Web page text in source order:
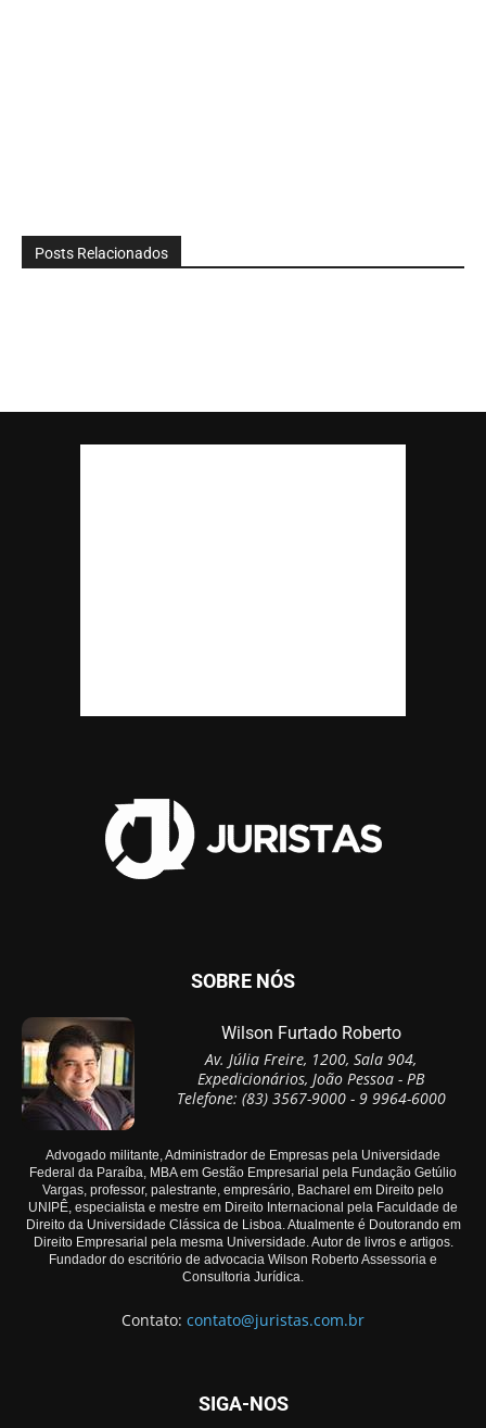
Posts Relacionados
SOBRE NÓS
Wilson Furtado Roberto
Av. Júlia Freire, 1200, Sala 904,
Expedicionários, João Pessoa - PB
Telefone: (83) 3567-9000 - 9 9964-6000
Advogado militante, Administrador de Empresas pela Universidade
Federal da Paraíba, MBA em Gestão Empresarial pela Fundação Getúlio
Vargas, professor, palestrante, empresário, Bacharel em Direito pelo
UNIPÊ, especialista e mestre em Direito Internacional pela Faculdade de
Direito da Universidade Clássica de Lisboa. Atualmente é Doutorando em
Direito Empresarial pela mesma Universidade. Autor de livros e artigos.
Fundador do escritório de advocacia Wilson Roberto Assessoria e
Consultoria Jurídica.
Contato: contato@juristas.com.br
SIGA-NOS